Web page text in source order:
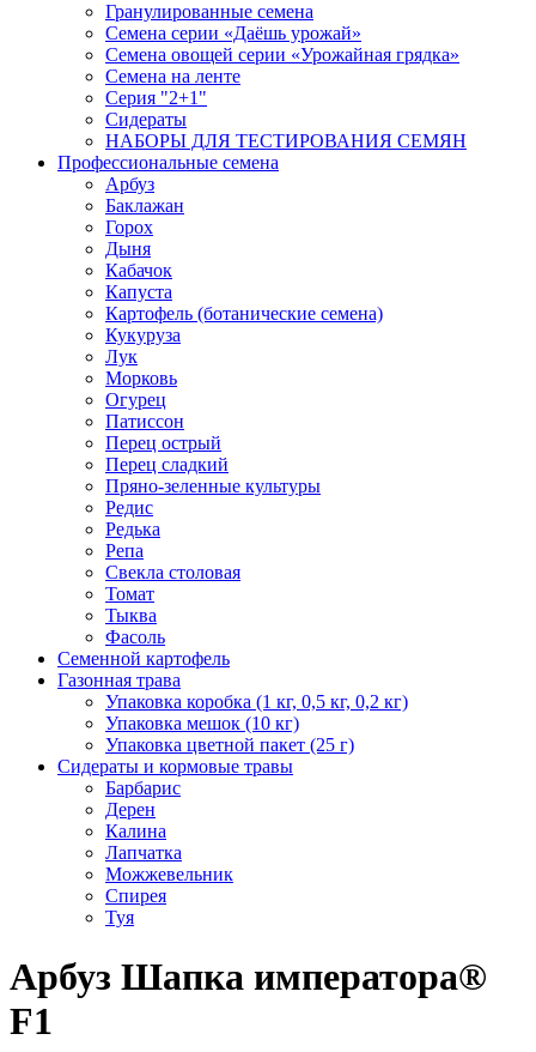
Гранулированные семена
Семена серии «Даёшь урожай»
Семена овощей серии «Урожайная грядка»
Семена на ленте
Серия "2+1"
Сидераты
НАБОРЫ ДЛЯ ТЕСТИРОВАНИЯ СЕМЯН
Профессиональные семена
Арбуз
Баклажан
Горох
Дыня
Кабачок
Капуста
Картофель (ботанические семена)
Кукуруза
Лук
Морковь
Огурец
Патиссон
Перец острый
Перец сладкий
Пряно-зеленные культуры
Редис
Редька
Репа
Свекла столовая
Томат
Тыква
Фасоль
Семенной картофель
Газонная трава
Упаковка коробка (1 кг, 0,5 кг, 0,2 кг)
Упаковка мешок (10 кг)
Упаковка цветной пакет (25 г)
Сидераты и кормовые травы
Барбарис
Дерен
Калина
Лапчатка
Можжевельник
Спирея
Туя
Арбуз Шапка императора®
F1